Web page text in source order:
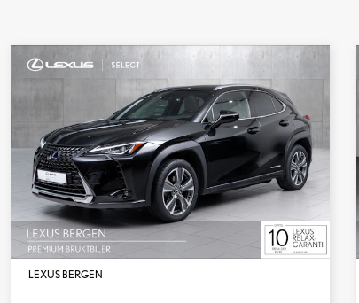
LEXUS BERGEN